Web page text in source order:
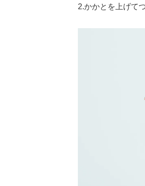
2.かかとを上げて